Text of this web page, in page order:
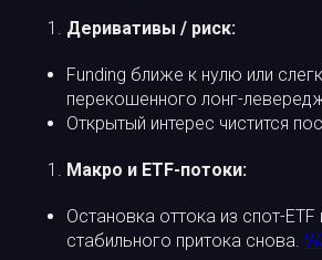
Деривативы / риск:
Funding ближе к нулю или
перекошенного лонг-
Открытый интерес чистится
Макро и ETF-потоки:
Остановка оттока из спот-ETF
стабильного притока снова.